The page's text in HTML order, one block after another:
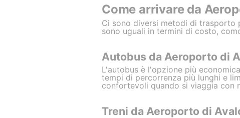
Come arrivare da
Ci sono diversi metodi di
sono uguali in termini di costo,
Autobus da Aeroporto di
L'autobus è l'opzione più
tempi di percorrenza più lunghi e
confortevoli quando si viaggia con
Treni da Aeroporto di